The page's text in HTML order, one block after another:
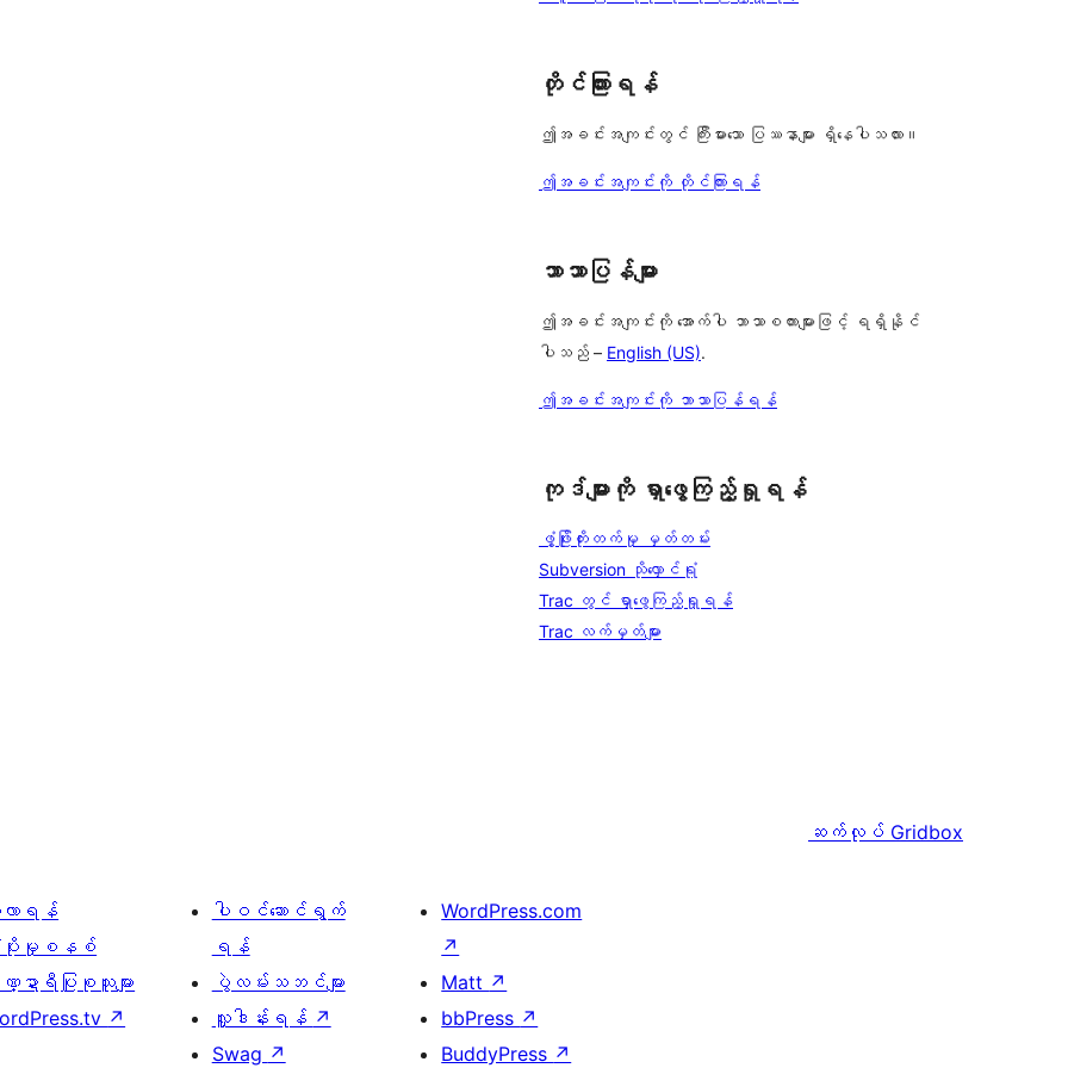
တိုင်ကြားရန်
ဤအခင်းအကျင်းတွင် ကြီးမားသော ပြဿနာများ ရှိနေပါသလား။
ဤအခင်းအကျင်းကို တိုင်ကြားရန်
ဘာသာပြန်များ
ဤအခင်းအကျင်းကို အောက်ပါ ဘာသာစကားများဖြင့် ရရှိနိုင်
ပါသည် – English (US).
ဤအခင်းအကျင်းကို ဘာသာပြန်ရန်
ကုဒ်များကို ရှာဖွေကြည့်ရှုရန်
ဖွံ့ဖြိုးတိုးတက်မှု မှတ်တမ်း
Subversion သိုလှောင်ရုံ
Trac တွင် ရှာဖွေကြည့်ရှုရန်
Trac လက်မှတ်များ
ဆက်လုပ် Gridbox
လာရန်
းမှုစနစ်
ဍာရီပြုစုသူများ
↗
ပါဝင်ဆောင်ရွက်
ရန်
ပွဲလမ်းသဘင်များ
လှူဒါန်းရန် ↗
Swag ↗
WordPress.com
↗
Matt ↗
bbPress ↗
BuddyPress ↗